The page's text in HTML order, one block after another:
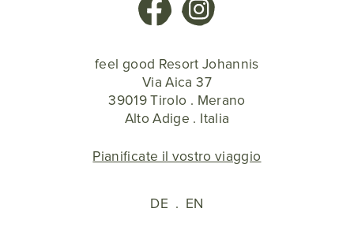
feel good Resort Johannis
Via Aica 37
39019 Tirolo . Merano
Alto Adige . Italia
Pianificate il vostro viaggio
DE . EN